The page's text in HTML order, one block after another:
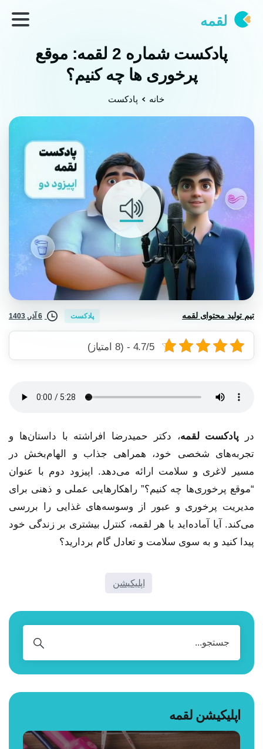
لقمه
پادکست شماره 2 لقمه: موقع
پرخوری ها چه کنیم؟
خانه پادکست
تیم تولید محتوای لقمه پادکست 6 آذر, 1403
4.7/5 - (8 امتیاز)
در پادکست لقمه، دکتر حمیدرضا افراشته با داستان‌ها و
تجربه‌های شخصی خود، همراهی جذاب و الهام‌بخش در
مسیر لاغری و سلامت ارائه می‌دهد. اپیزود دوم با عنوان
“موقع پرخوری‌ها چه کنیم؟” راهکارهایی عملی و ذهنی برای
مدیریت پرخوری و عبور از وسوسه‌های غذایی را بررسی
می‌کند. آیا آماده‌اید با هر لقمه، کنترل بیشتری بر زندگی خود
پیدا کنید و به سوی سلامت و تعادل گام بردارید؟
اپلیکیشن
اپلیکیشن لقمه